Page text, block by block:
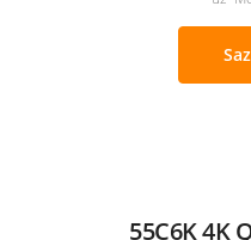
55C6K 4K